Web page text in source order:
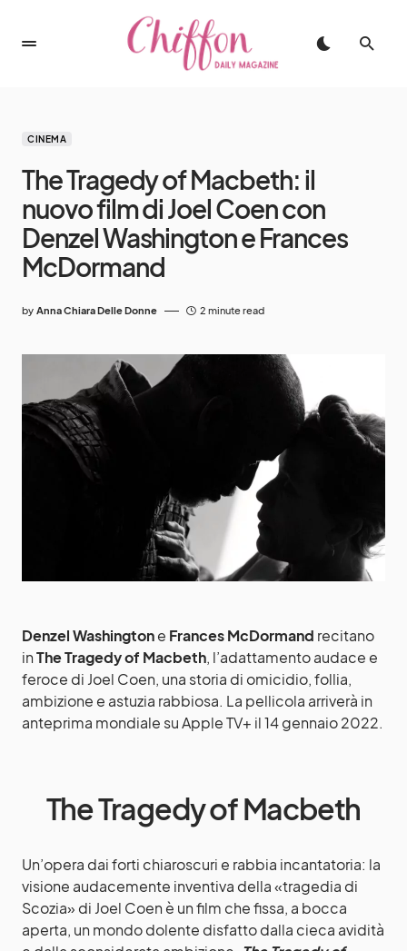
CINEMA
The Tragedy of Macbeth: il
nuovo film di Joel Coen con
Denzel Washington e Frances
McDormand
by Anna Chiara Delle Donne 2 minute read
Denzel Washingtone Frances McDormand recitano
inThe Tragedy of Macbeth, l’adattamento audace e
feroce di Joel Coen, una storia di omicidio, follia,
ambizione e astuzia rabbiosa. La pellicola arriverà in
anteprima mondiale su Apple TV+ il 14 gennaio 2022.
The Tragedy of Macbeth
Un’opera dai forti chiaroscuri e rabbia incantatoria: la
visione audacemente inventiva della «tragedia di
Scozia» di Joel Coen è un film che fissa, a bocca
aperta, un mondo dolente disfatto dalla cieca avidità